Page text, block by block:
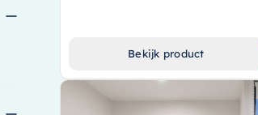
Bekijk product